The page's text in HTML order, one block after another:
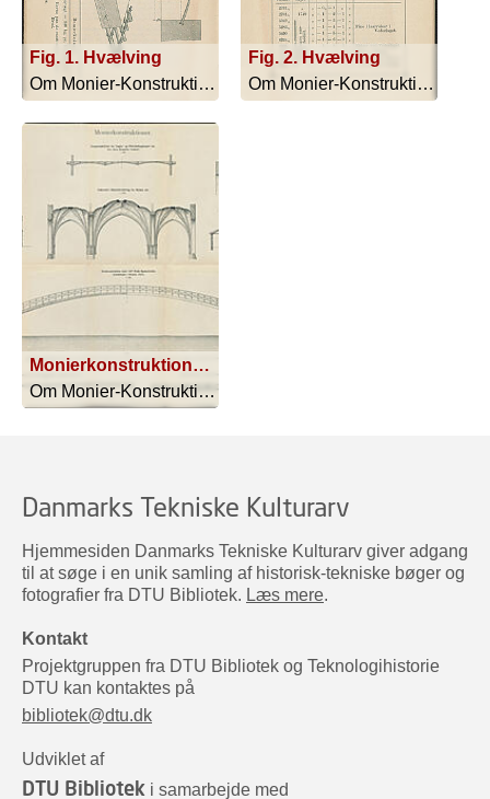
Fig. 1. Hvælving
Om Monier-Konstruktioner - 1892
Fig. 2. Hvælving
Om Monier-Konstruktioner - 1892
Monierkonstruktioner. Etageadskilelse for monumentale Bygninger. (Kunstmusæumsbygning) 1:100
Om Monier-Konstruktioner - 1892
Danmarks Tekniske Kulturarv
Hjemmesiden Danmarks Tekniske Kulturarv giver adgang
til at søge i en unik samling af historisk-tekniske bøger og
fotografier fra DTU Bibliotek. Læs mere.
Kontakt
Projektgruppen fra DTU Bibliotek og Teknologihistorie
DTU kan kontaktes på
bibliotek@dtu.dk
Udviklet af
DTU Bibliotek i samarbejde med